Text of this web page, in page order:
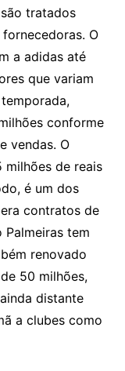
tratados
O
a adidas até
que variam
conforme
vendas. O
de reais
é um dos
contratos de
tem
renovado
50 milhões,
distante
a clubes como